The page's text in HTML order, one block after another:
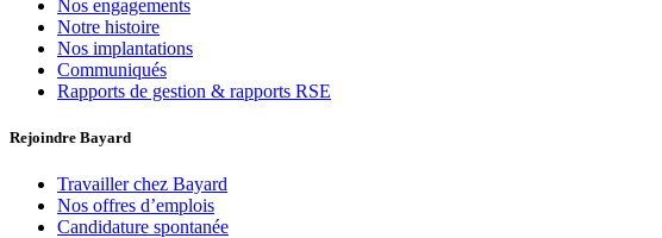
Nos engagements
Notre histoire
Nos implantations
Communiqués
Rapports de gestion & rapports RSE
Rejoindre Bayard
Travailler chez Bayard
Nos offres d’emplois
Candidature spontanée